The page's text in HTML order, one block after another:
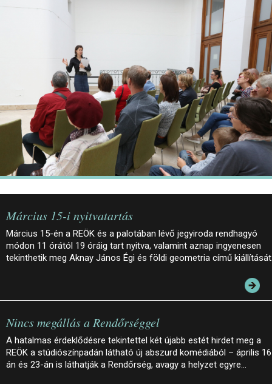
PALOTASÉTÁK ÉS VEZETÉSEK
Március 15-i nyitvatartás
Március 15-én a REÖK és a palotában lévő jegyiroda rendhagyó
módon 11 órától 19 óráig tart nyitva, valamint aznap ingyenesen
tekinthetik meg Aknay János Égi és földi geometria című
Nincs megállás a Rendőrséggel
A hatalmas érdeklődésre tekintettel két újabb estét hirdet meg a
REÖK a stúdiószínpadán látható új abszurd komédiából – április
án és 23-án is láthatják a Rendőrség, avagy a helyzet egyre…